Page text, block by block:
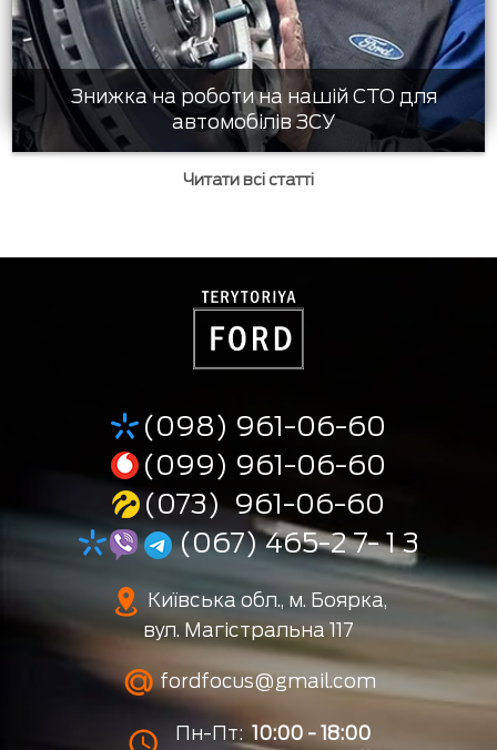
Знижка на роботи на нашій СТО для
автомобілів ЗСУ
Читати всі статті
(098) 961-06-60
(099) 961-06-60
(073) 961-06-60
(067) 465-2 7- 1 3
Київська обл., м. Боярка,
вул. Магістральна 117
fordfocus@gmail.com
Пн-Пт: 10:00 - 18:00